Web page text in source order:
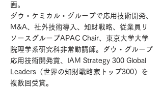
画。
ダウ・ケミカル・グループで応用技術開発、
M&A、社外技術導入、知財戦略、従業員リ
ソースグループAPAC Chair、東京大学大学
院理学系研究科非常勤講師。
ダウ・グループ
応用技術開発賞、IAM Strategy 300 Global
Leaders（世界の知財戦略家トップ300）を
複数回受賞。